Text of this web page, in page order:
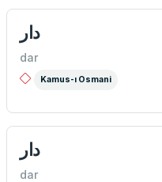
دار
dar
Kamus-ı Osmani
دار
dar